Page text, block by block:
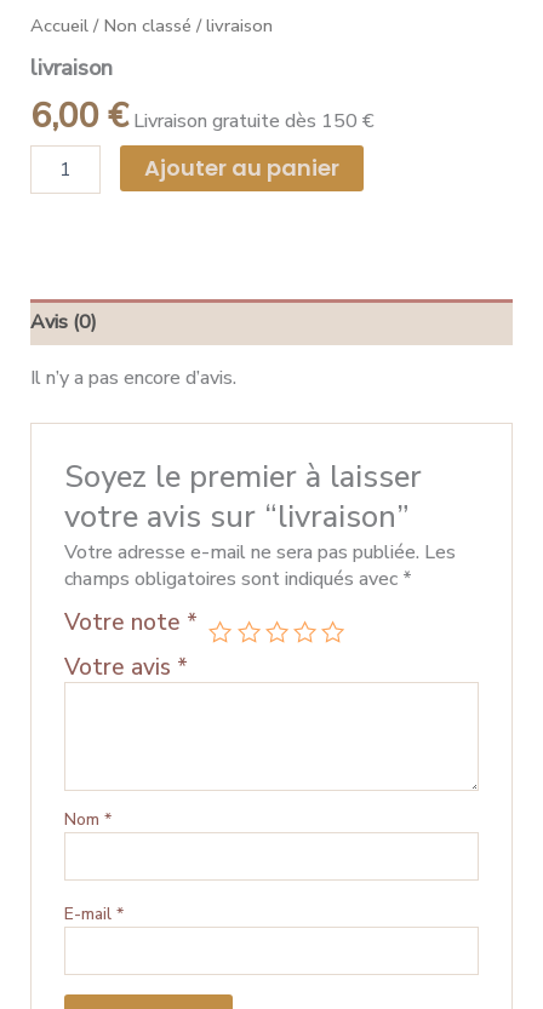
Accueil / Non classé / livraison
livraison
6,00€ Livraison gratuite dès 150 €
Ajouter au panier
Avis (0)
Il n’y a pas encore d’avis.
Soyez le premier à laisser
votre avis sur “livraison”
Votre adresse e-mail ne sera pas publiée. Les
champs obligatoires sont indiqués avec *
Votre note *
Votre avis *
Nom *
E-mail *